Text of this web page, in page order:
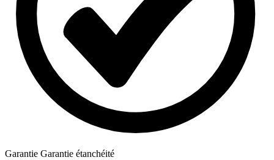
Garantie Garantie étanchéité